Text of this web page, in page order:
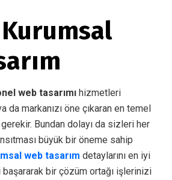
web tasarımı hizmetleri
da markanızı öne çıkaran en temel
Bundan dolayı da sizleri her
büyük bir öneme sahip
web tasarım detaylarını en iyi
bir çözüm ortağı işlerinizi